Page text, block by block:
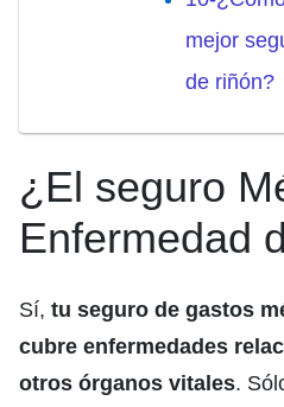
mejor
de riñón?
¿El seguro
Enfermedad
Sí, tu seguro de gastos
cubre enfermedades
otros órganos vitales.